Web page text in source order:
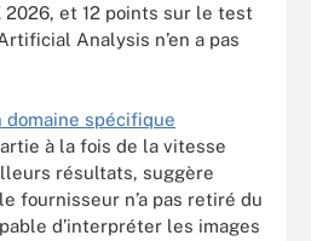
2026, et 12 points sur le test
Analysis n’en a pas
spécifique
à la fois de la vitesse
résultats, suggère
fournisseur n’a pas retiré du
d’interpréter les images